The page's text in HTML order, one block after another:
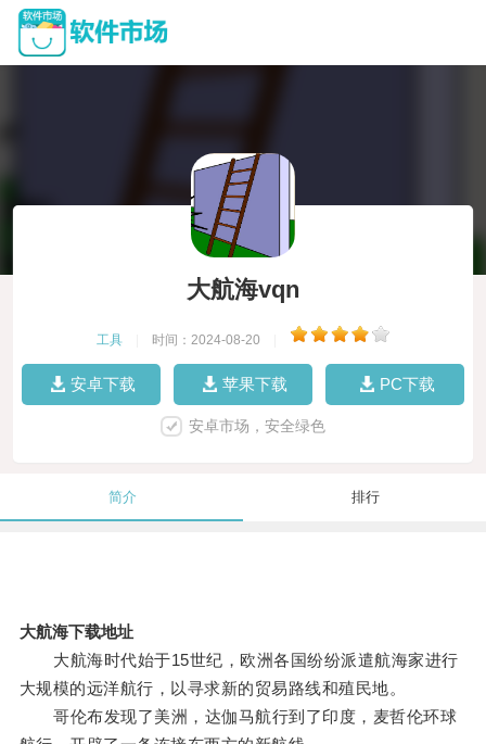
大航海vqn
工具 时间：2024-08-20
安卓下载 苹果下载 PC下载
安卓市场，安全绿色
简介 排行
大航海下载地址
大航海时代始于15世纪，欧洲各国纷纷派遣航海家进行
大规模的远洋航行，以寻求新的贸易路线和殖民地。
哥伦布发现了美洲，达伽马航行到了印度，麦哲伦环球